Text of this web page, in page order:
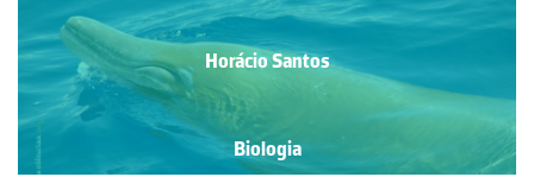
Horácio Santos
Biologia